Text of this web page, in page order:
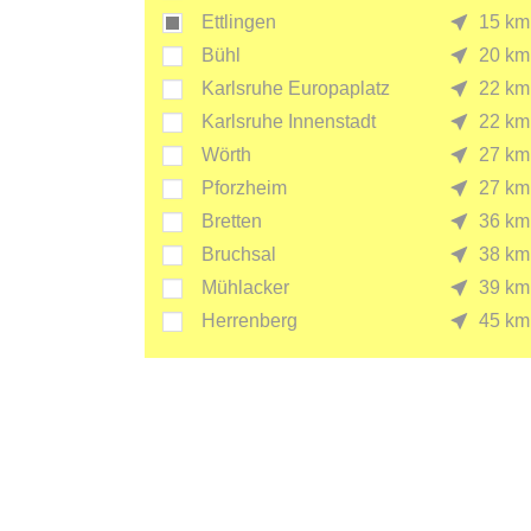
Ettlingen
15 km
Bühl
20 km
Karlsruhe Europaplatz
22 km
Karlsruhe Innenstadt
22 km
Wörth
27 km
Pforzheim
27 km
Bretten
36 km
Bruchsal
38 km
Mühlacker
39 km
Herrenberg
45 km